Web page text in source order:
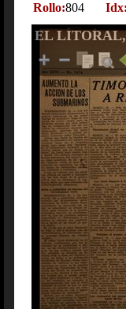
Rollo:804 Idx:
EL LITORAL,